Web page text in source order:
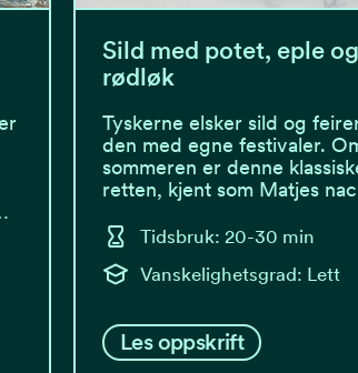
Sild med potet, eple og
rødløk
Tyskerne elsker sild og
den med egne festivaler.
sommeren er denne
retten, kjent som Matjes
Tidsbruk: 20-30 min
Vanskelighetsgrad: Lett
Les oppskrift